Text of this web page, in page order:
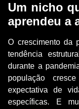
Um nicho
aprendeu a
O crescimento da
tendência
durante a
população
expectativa de
específicas. E